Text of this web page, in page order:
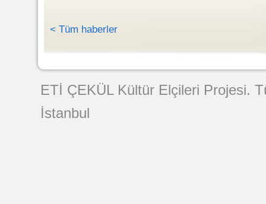
< Tüm haberler
ETİ ÇEKÜL Kültür Elçileri Projesi.
İstanbul